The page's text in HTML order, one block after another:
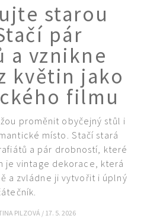
starou
pár
a vznikne
květin jako
filmu
proměnit obyčejný stůl i
místo. Stačí stará
a pár drobností, které
je vintage dekorace, která
a zvládne ji vytvořit i úplný
PILZOVÁ / 17. 5. 2026